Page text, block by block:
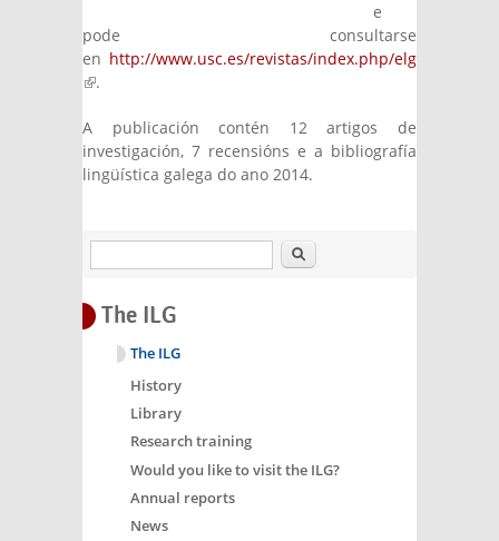
e
pode consultarse
en http://www.usc.es/revistas/index.php/elg
(link is external)
.
A publicación contén 12 artigos de
investigación, 7 recensións e a bibliografía
lingüística galega do ano 2014.
Search
The ILG
The ILG
History
Library
Research training
Would you like to visit the ILG?
Annual reports
News